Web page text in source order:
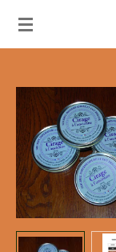
Passer
principal